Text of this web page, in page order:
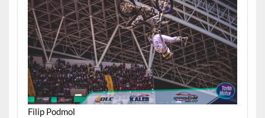
Filip Podmol